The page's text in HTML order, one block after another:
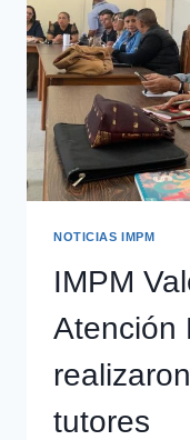
NOTICIAS IMPM
IMPM
Atención
tutores